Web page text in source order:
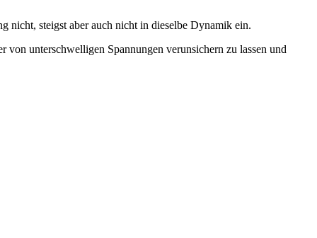
nicht, steigst aber auch nicht in dieselbe Dynamik ein.
unterschwelligen Spannungen verunsichern zu lassen und